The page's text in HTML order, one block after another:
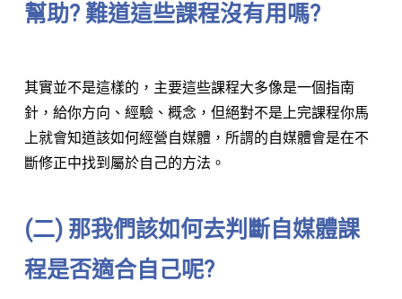
幫助? 難道這些課程沒有用嗎?
其實並不是這樣的，主要這些課程大多像是一個指南
針，給你方向、經驗、概念，但絕對不是上完課程你馬
上就會知道該如何經營自媒體，所謂的自媒體會是在不
斷修正中找到屬於自己的方法。
(二) 那我們該如何去判斷自媒體課
程是否適合自己呢?